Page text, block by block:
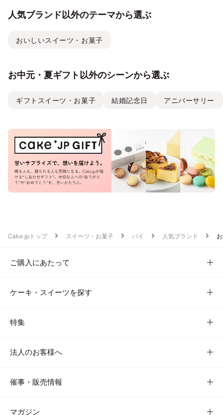
人気ブランド以外のテーマから選ぶ
おいしいスイーツ・お菓子
お中元・夏ギフト以外のシーンから選ぶ
ギフトスイーツ・お菓子 結婚記念日 アニバーサリー
Cake.jpトップ スイーツ・お菓子 パイ 人気ブランド
ご購入にあたって
ケーキ・スイーツを探す
特集
法人のお客様へ
催事・販売情報
マガジン